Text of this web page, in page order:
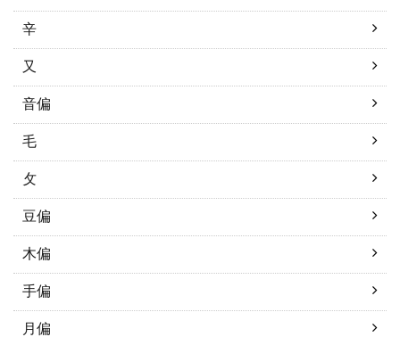
辛
又
音偏
毛
攵
豆偏
木偏
手偏
月偏